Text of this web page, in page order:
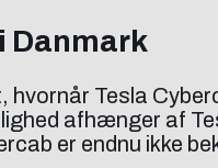
hvornår Tesla
afhænger af
er endnu ikke